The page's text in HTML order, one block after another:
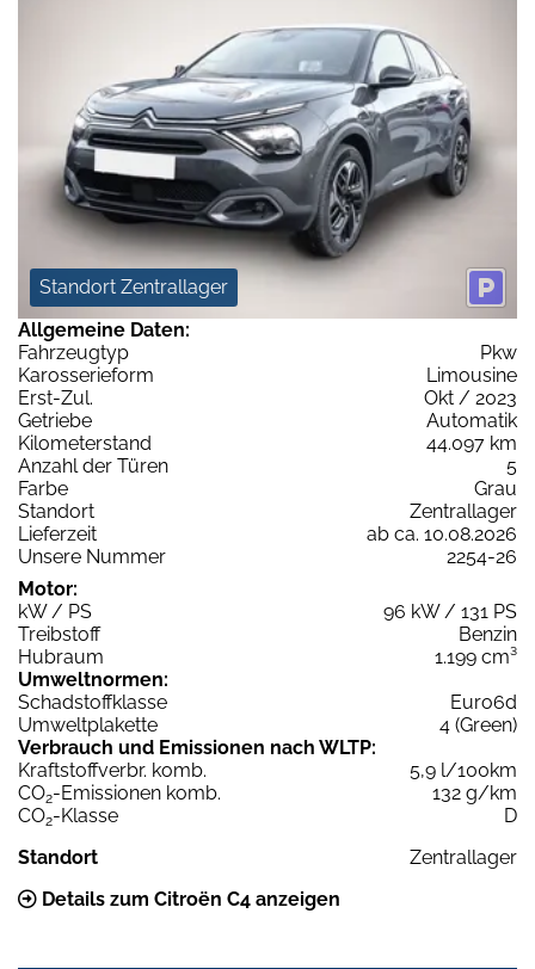
Standort Zentrallager
Allgemeine Daten:
Fahrzeugtyp
Pkw
Karosserieform
Limousine
Erst-Zul.
Okt / 2023
Getriebe
Automatik
Kilometerstand
44.097 km
Anzahl der Türen
5
Farbe
Grau
Standort
Zentrallager
Lieferzeit
ab ca. 10.08.2026
Unsere Nummer
2254-26
Motor:
kW / PS
96 kW / 131 PS
Treibstoff
Benzin
Hubraum
1.199 cm³
Umweltnormen:
Schadstoffklasse
Euro6d
Umweltplakette
4 (Green)
Verbrauch und Emissionen nach WLTP:
Kraftstoffverbr. komb.
5,9 l/100km
CO2-Emissionen komb.
132 g/km
CO2-Klasse
D
Standort
Zentrallager
Details zum Citroën C4 anzeigen